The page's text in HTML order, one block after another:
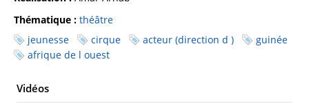
Thématique : théâtre
jeunesse
cirque acteur (direction d )
guinée
afrique de l ouest
Vidéos